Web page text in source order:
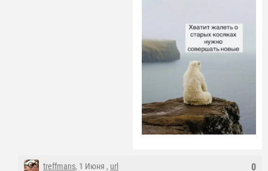
0
treffmans, 1 Июня , url